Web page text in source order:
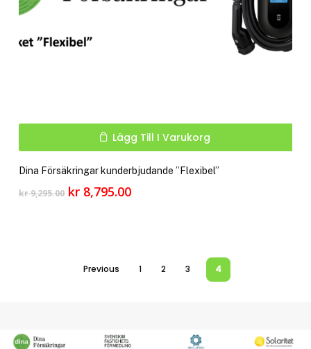
Lägg Till I Varukorg
Dina Försäkringar kunderbjudande ”Flexibel”
kr9,295.00 Det
kr8,795.00Det
Previous 1 2 3 4